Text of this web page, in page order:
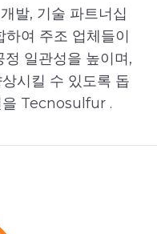
발, 기술 파트너십
여 주조 업체들이
일관성을 높이며,
시킬 수 있도록 돕
을 Tecnosulfur .